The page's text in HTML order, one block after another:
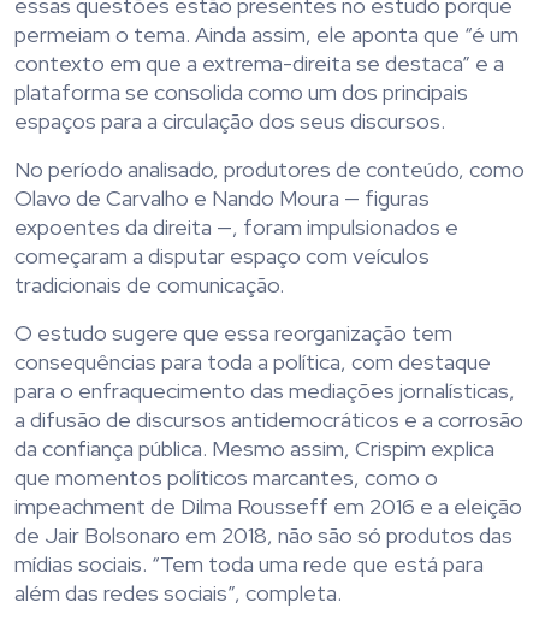
essas questões estão presentes no estudo porque
permeiam o tema. Ainda assim, ele aponta que “é um
contexto em que a extrema-direita se destaca” e a
plataforma se consolida como um dos principais
espaços para a circulação dos seus discursos.
No período analisado, produtores de conteúdo, como
Olavo de Carvalho e Nando Moura — figuras
expoentes da direita —, foram impulsionados e
começaram a disputar espaço com veículos
tradicionais de comunicação.
O estudo sugere que essa reorganização tem
consequências para toda a política, com destaque
para o enfraquecimento das mediações jornalísticas,
a difusão de discursos antidemocráticos e a corrosão
da confiança pública. Mesmo assim, Crispim explica
que momentos políticos marcantes, como o
impeachment de Dilma Rousseff em 2016 e a eleição
de Jair Bolsonaro em 2018, não são só produtos das
mídias sociais. “Tem toda uma rede que está para
além das redes sociais”, completa.